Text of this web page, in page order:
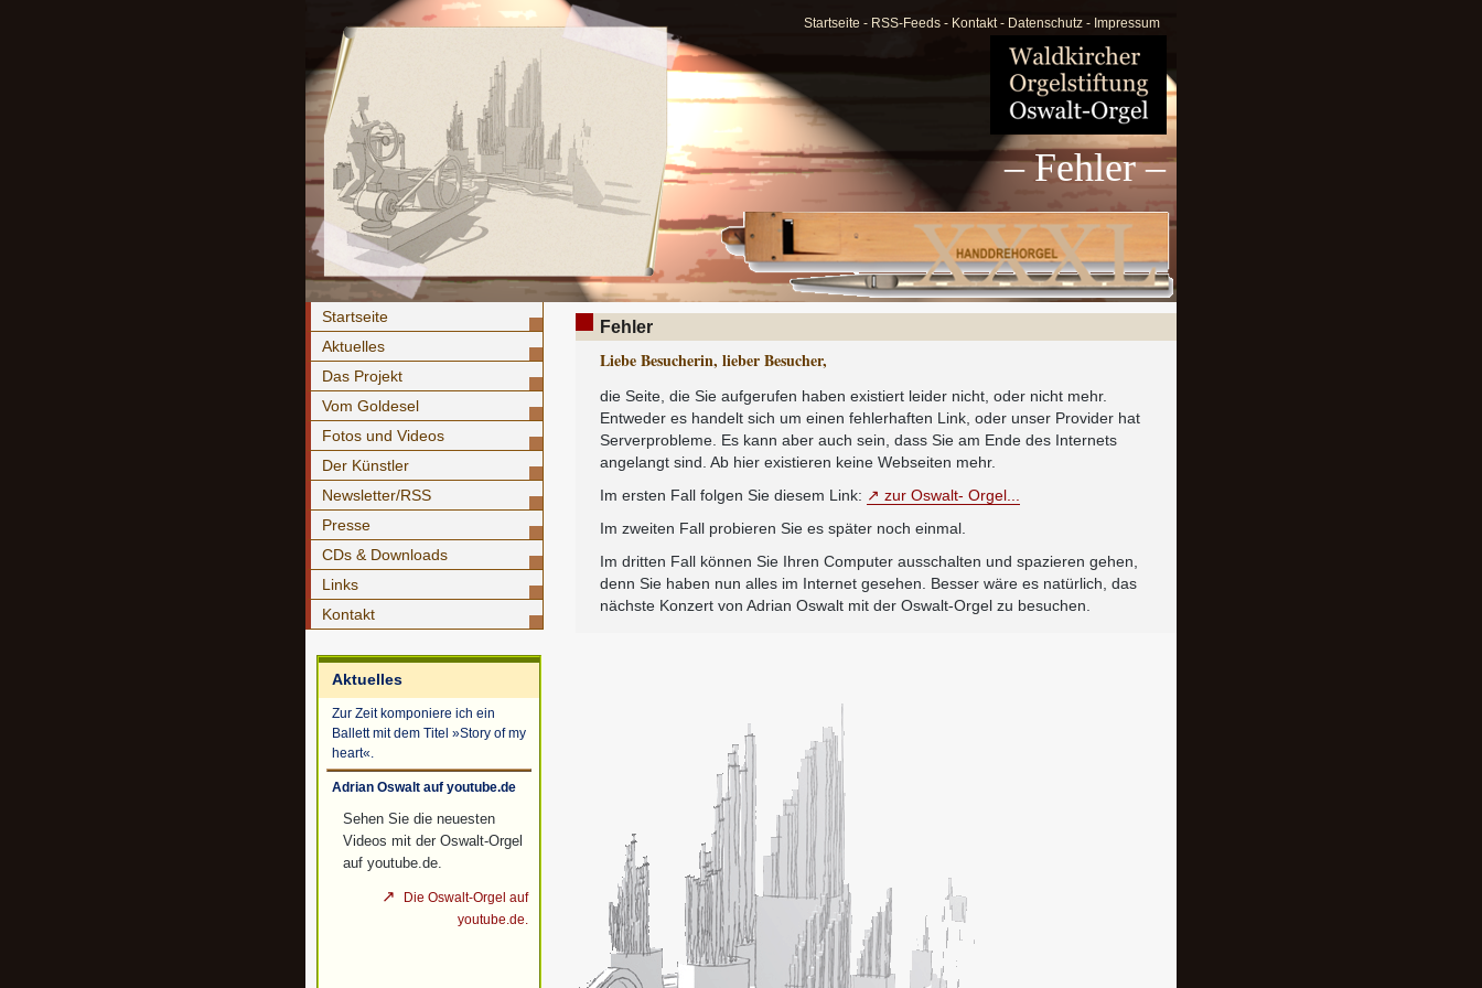
Startseite - RSS-Feeds - Kontakt- Datenschutz - Impressum
– Fehler –
Startseite
Aktuelles
Das Projekt
Vom Goldesel
Fotos und Videos
Der Künstler
Newsletter/RSS
Presse
CDs & Downloads
Links
Kontakt
Aktuelles
Zur Zeit komponiere ich ein
Ballett mit dem Titel »Story of my
heart«.
Adrian Oswalt auf youtube.de
Sehen Sie die neuesten
Videos mit der Oswalt-Orgel
auf youtube.de.
Die Oswalt-Orgel auf
youtube.de.
Fehler
Liebe Besucherin, lieber Besucher,
die Seite, die Sie aufgerufen haben existiert leider nicht, oder nicht mehr.
Entweder es handelt sich um einen fehlerhaften Link, oder unser Provider hat
Serverprobleme. Es kann aber auch sein, dass Sie am Ende des Internets
angelangt sind. Ab hier existieren keine Webseiten mehr.
Im ersten Fall folgen Sie diesem Link:
zur Oswalt- Orgel...
Im zweiten Fall probieren Sie es später noch einmal.
Im dritten Fall können Sie Ihren Computer ausschalten und spazieren gehen,
denn Sie haben nun alles im Internet gesehen. Besser wäre es natürlich, das
nächste Konzert von Adrian Oswalt mit der Oswalt-Orgel zu besuchen.